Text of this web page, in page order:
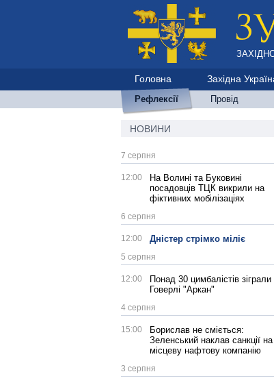
Головна Західна
Рефлексії Провід
НОВИНИ
7 серпня
12:00
На Волині та Буковині
посадовців ТЦК викрили на
фіктивних мобілізаціях
6 серпня
12:00 Дністер стрімко міліє
5 серпня
12:00
Понад 30 цимбалістів зіграли
Говерлі "Аркан"
4 серпня
15:00
Борислав не сміється:
Зеленський наклав санкції на
місцеву нафтову компанію
3 серпня